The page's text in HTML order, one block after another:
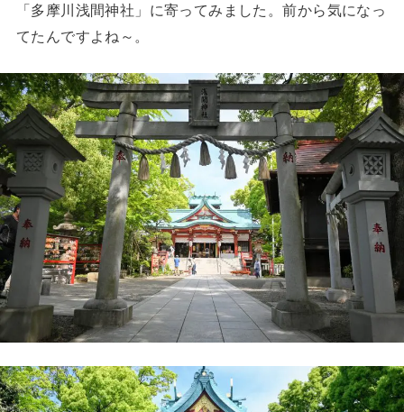
「多摩川浅間神社」に寄ってみました。前から気になっ
てたんですよね～。